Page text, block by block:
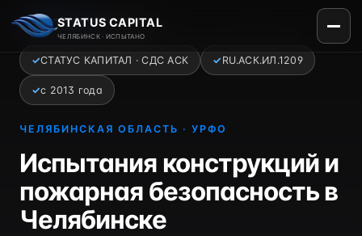
STATUS CAPITAL
ЧЕЛЯБИНСК · ИСПЫТАНО
Главная ›Регионы›Челябинск
✓СТАТУС КАПИТАЛ · СДС АСК ✓ RU.АСК.ИЛ.1209
✓с 2013 года
ЧЕЛЯБИНСКАЯ ОБЛАСТЬ · УРФО
Испытания конструкций и
пожарная безопасность в
Челябинске